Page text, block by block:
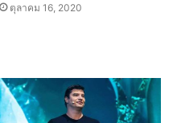
ตุลาคม 16, 2020